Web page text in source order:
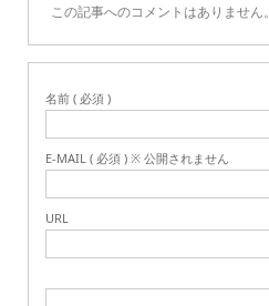
この記事へのコメントはありません。
名前 ( 必須 )
E-MAIL ( 必須 ) ※ 公開されません
URL